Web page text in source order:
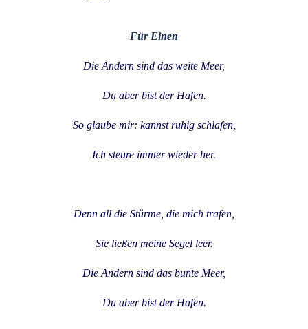
Für Einen
Die Andern sind das weite Meer,
Du aber bist der Hafen.
So glaube mir: kannst ruhig schlafen,
Ich steure immer wieder her.
Denn all die Stürme, die mich trafen,
Sie ließen meine Segel leer.
Die Andern sind das bunte Meer,
Du aber bist der Hafen.